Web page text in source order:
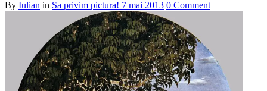
By Iulian in Sa privim pictura! 7 mai 2013 0 Comment